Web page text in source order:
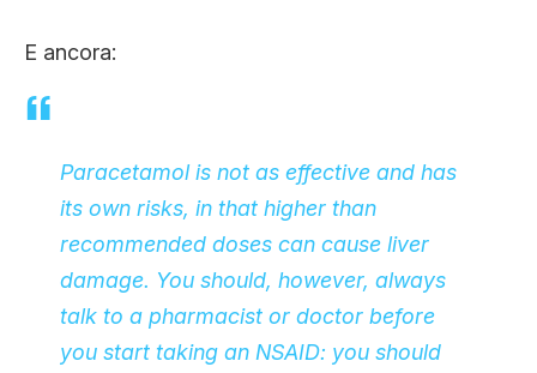
E ancora:
Paracetamol is not as effective and has
its own risks, in that higher than
recommended doses can cause liver
damage. You should, however, always
talk to a pharmacist or doctor before
you start taking an NSAID: you should